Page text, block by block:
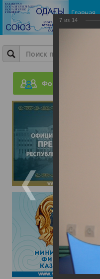
Главная
Форум
7 из 14